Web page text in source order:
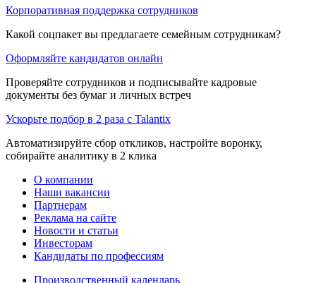
Корпоративная поддержка сотрудников
Какой соцпакет вы предлагаете семейным сотрудникам?
Оформляйте кандидатов онлайн
Проверяйте сотрудников и подписывайте кадровые
документы без бумаг и личных встреч
Ускорьте подбор в 2 раза с Talantix
Автоматизируйте сбор откликов, настройте воронку,
собирайте аналитику в 2 клика
О компании
Наши вакансии
Партнерам
Реклама на сайте
Новости и статьи
Инвесторам
Кандидаты по профессиям
Производственный календарь